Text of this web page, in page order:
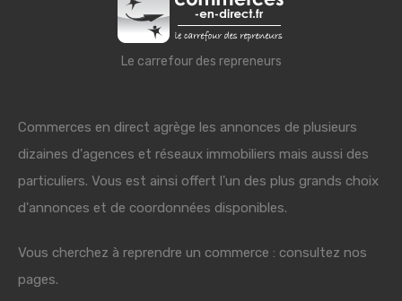
Le carrefour des repreneurs
Commerces en direct agrège les annonces de plusieurs
dizaines d'agences et réseaux immobiliers mais aussi des
particuliers. Vous est ainsi offert l'un des plus grands choix
d'annonces et de coordonnées disponibles.
Vous cherchez à reprendre un commerce : consultez nos
pages.